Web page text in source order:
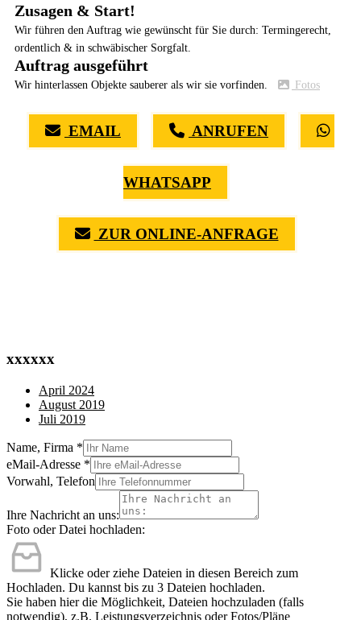
Zusagen & Start!
Wir führen den Auftrag wie gewünscht für Sie durch: Termingerecht,
ordentlich & in schwäbischer Sorgfalt.
Auftrag ausgeführt
Wir hinterlassen Objekte sauberer als wir sie vorfinden. Fotos
EMAIL ANRUFEN
WHATSAPP
ZUR ONLINE-ANFRAGE
xxxxxx
April 2024
August 2019
Juli 2019
Name, Firma *
eMail-Adresse *
Vorwahl, Telefon
Ihre Nachricht an uns:
Foto oder Datei hochladen:
Klicke oder ziehe Dateien in diesen Bereich zum
Hochladen. Du kannst bis zu 3 Dateien hochladen.
Sie haben hier die Möglichkeit, Dateien hochzuladen (falls
notwendig), z.B. Leistungsverzeichnis oder Fotos/Pläne